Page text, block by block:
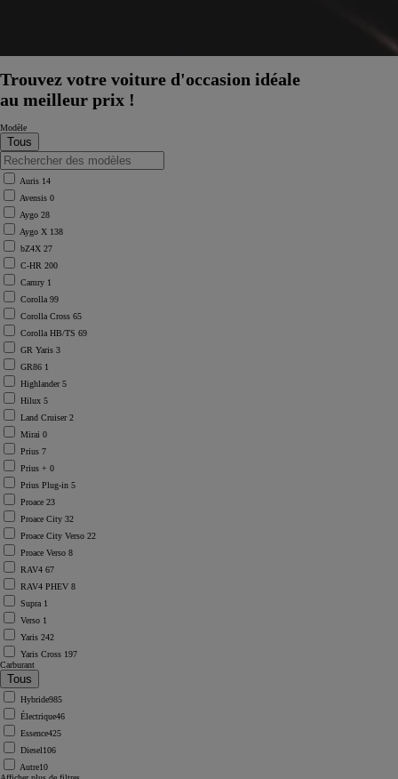
Trouvez votre voiture d'occasion idéale
au meilleur prix !
Modèle
Auris 14
Avensis 0
Aygo 28
Aygo X 138
bZ4X 27
C-HR 200
Camry 1
Corolla 99
Corolla Cross 65
Corolla HB/TS 69
GR Yaris 3
GR86 1
Highlander5
Hilux 5
Land Cruiser2
Mirai 0
Prius 7
Prius + 0
Prius Plug-in 5
Proace 23
Proace City 32
Proace City Verso 22
Proace Verso 8
RAV4 67
RAV4 PHEV 8
Supra 1
Verso 1
Yaris 242
Yaris Cross 197
Carburant
Hybride985
Électrique46
Essence425
Diesel106
Autre10